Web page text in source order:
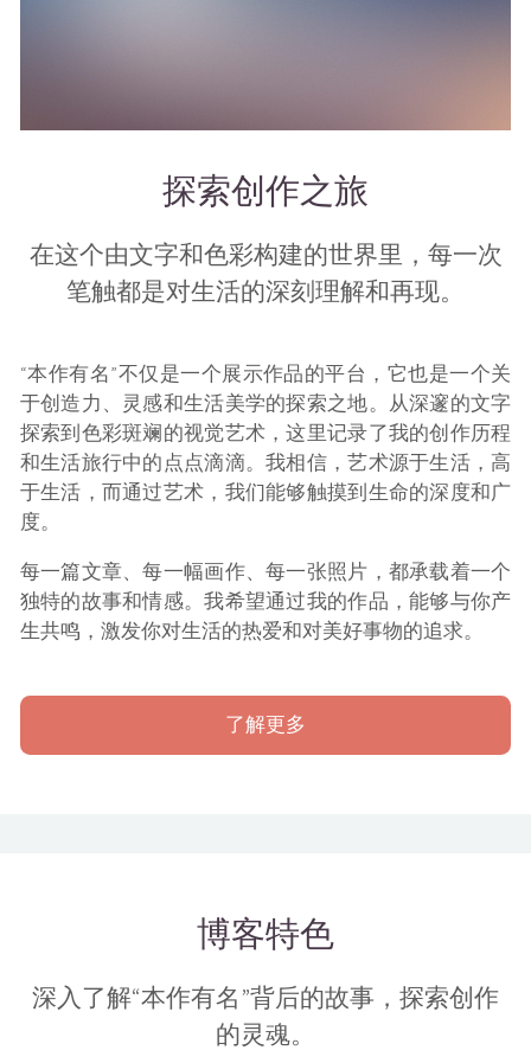
探索创作之旅
在这个由文字和色彩构建的世界里，每一次
笔触都是对生活的深刻理解和再现。
“本作有名”不仅是一个展示作品的平台，它也是一个关
于创造力、灵感和生活美学的探索之地。从深邃的文字
探索到色彩斑斓的视觉艺术，这里记录了我的创作历程
和生活旅行中的点点滴滴。我相信，艺术源于生活，高
于生活，而通过艺术，我们能够触摸到生命的深度和广
度。
每一篇文章、每一幅画作、每一张照片，都承载着一个
独特的故事和情感。我希望通过我的作品，能够与你产
生共鸣，激发你对生活的热爱和对美好事物的追求。
了解更多
博客特色
深入了解“本作有名”背后的故事，探索创作
的灵魂。